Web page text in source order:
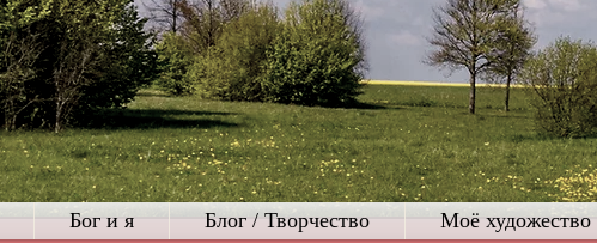
Бог и я Блог / Творчество Моё художество